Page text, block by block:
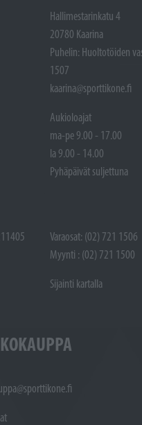
Hallimestarinkatu 4
20780 Kaarina
Puhelin: Huoltotöiden
1507
kaarina@sporttikone.fi
Aukioloajat
ma-pe 9.00 - 17.00
la 9.00 - 14.00
Pyhäpäivät suljettuna
Varaosat: (02) 721 1506
Myynti : (02) 721 1500
Sijainti kartalla